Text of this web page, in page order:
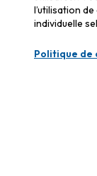
l’utilisation
individuelle
Politique